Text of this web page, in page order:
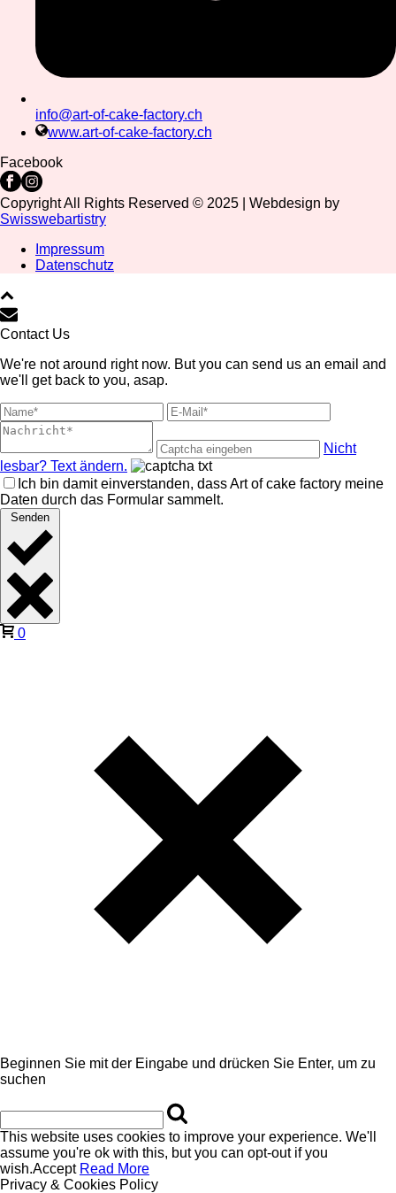
info@art-of-cake-factory.ch
www.art-of-cake-factory.ch
Facebook
Copyright All Rights Reserved © 2025 | Webdesign by
Swisswebartistry
Impressum
Datenschutz
Contact Us
We're not around right now. But you can send us an email and
we'll get back to you, asap.
Nicht
lesbar? Text ändern.
Ich bin damit einverstanden, dass Art of cake factory meine
Daten durch das Formular sammelt.
Senden
0
Beginnen Sie mit der Eingabe und drücken Sie Enter, um zu
suchen
This website uses cookies to improve your experience. We'll
assume you're ok with this, but you can opt-out if you
wish.Accept Read More
Privacy & Cookies Policy